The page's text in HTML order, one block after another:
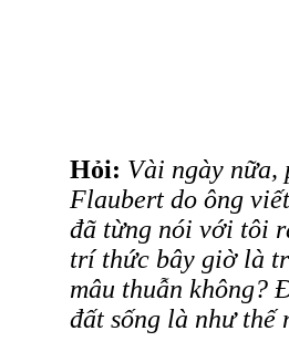
Hỏi: Vài ngày nữa,
Flaubert do ông
đã từng nói với tôi
trí thức bây giờ là
mâu thuẫn không?
đất sống là như thế